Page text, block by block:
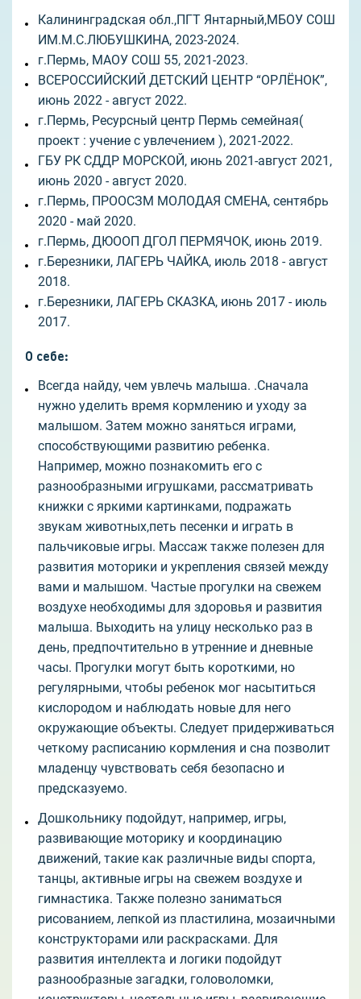
Калининградская обл.,ПГТ Янтарный,МБОУ СОШ
ИМ.М.С.ЛЮБУШКИНА, 2023-2024.
г.Пермь, МАОУ СОШ 55, 2021-2023.
ВСЕРОССИЙСКИЙ ДЕТСКИЙ ЦЕНТР “ОРЛЁНОК”,
июнь 2022 - август 2022.
г.Пермь, Ресурсный центр Пермь семейная(
проект : учение с увлечением ), 2021-2022.
ГБУ РК СДДР МОРСКОЙ, июнь 2021-август 2021,
июнь 2020 - август 2020.
г.Пермь, ПРООСЗМ МОЛОДАЯ СМЕНА, сентябрь
2020 - май 2020.
г.Пермь, ДЮООП ДГОЛ ПЕРМЯЧОК, июнь 2019.
г.Березники, ЛАГЕРЬ ЧАЙКА, июль 2018 - август
2018.
г.Березники, ЛАГЕРЬ СКАЗКА, июнь 2017 - июль
2017.
О себе:
Всегда найду, чем увлечь малыша. .Сначала
нужно уделить время кормлению и уходу за
малышом. Затем можно заняться играми,
способствующими развитию ребенка.
Например, можно познакомить его с
разнообразными игрушками, рассматривать
книжки с яркими картинками, подражать
звукам животных,петь песенки и играть в
пальчиковые игры. Массаж также полезен для
развития моторики и укрепления связей между
вами и малышом. Частые прогулки на свежем
воздухе необходимы для здоровья и развития
малыша. Выходить на улицу несколько раз в
день, предпочтительно в утренние и дневные
часы. Прогулки могут быть короткими, но
регулярными, чтобы ребенок мог насытиться
кислородом и наблюдать новые для него
окружающие объекты. Следует придерживаться
четкому расписанию кормления и сна позволит
младенцу чувствовать себя безопасно и
предсказуемо.
Дошкольнику подойдут, например, игры,
развивающие моторику и координацию
движений, такие как различные виды спорта,
танцы, активные игры на свежем воздухе и
гимнастика. Также полезно заниматься
рисованием, лепкой из пластилина, мозаичными
конструкторами или раскрасками. Для
развития интеллекта и логики подойдут
разнообразные загадки, головоломки,